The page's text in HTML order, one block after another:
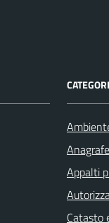
Appalti
Catasto